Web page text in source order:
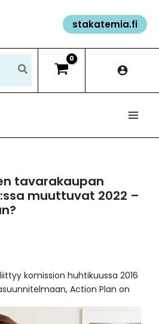
stakatemia.fi
tavarakaupan
muuttuvat 2022 –
komission huhtikuussa 2016
Action Plan on